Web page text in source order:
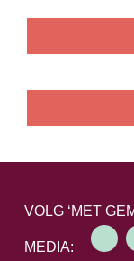
VOLG ‘MET
MEDIA: